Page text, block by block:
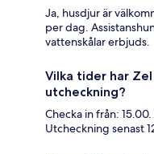
Ja, husdjur är
per dag.
vattenskålar erbjuds.
Vilka tider har
utcheckning?
Checka in från:
Utcheckning senast